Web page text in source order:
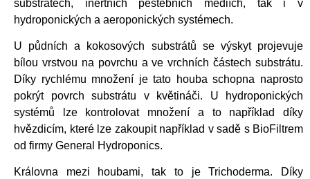
substrátech, inertních pěstebních médiích, tak i v
hydroponických a aeroponických systémech.
U půdních a kokosových substrátů se výskyt projevuje
bílou vrstvou na povrchu a ve vrchních částech substrátu.
Díky rychlému množení je tato houba schopna naprosto
pokrýt povrch substrátu v květináči. U hydroponických
systémů lze kontrolovat množení a to například díky
hvězdicím, které lze zakoupit například v sadě s BioFiltrem
od firmy General Hydroponics.
Královna mezi houbami, tak to je Trichoderma. Díky